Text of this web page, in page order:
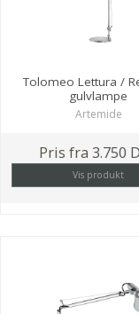
Tolomeo Lettura /
gulvlampe
Artemide
Pris fra 3.750
Vis produkt